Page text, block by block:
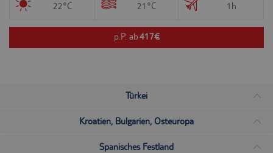
22°C 21°C 1h
p.P. ab417€
Türkei
Kroatien, Bulgarien, Osteuropa
Spanisches Festland